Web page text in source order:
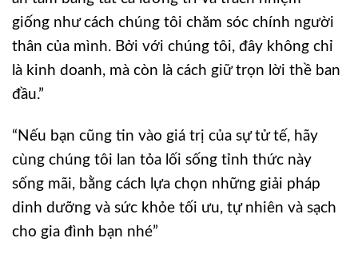
giống như cách chúng tôi chăm sóc chính người
thân của mình. Bởi với chúng tôi, đây không chỉ
là kinh doanh, mà còn là cách giữ trọn lời thề ban
đầu.”
“Nếu bạn cũng tin vào giá trị của sự tử tế, hãy
cùng chúng tôi lan tỏa lối sống tỉnh thức này
sống mãi, bằng cách lựa chọn những giải pháp
dinh dưỡng và sức khỏe tối ưu, tự nhiên và sạch
cho gia đình bạn nhé”